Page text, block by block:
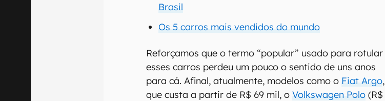
Brasil
Os 5 carros mais vendidos do mundo
Reforçamos que o termo “popular” usado para rotular
esses carros perdeu um pouco o sentido de uns anos
para cá. Afinal, atualmente, modelos como o Fiat Argo,
que custa a partir de R$ 69 mil, oVolkswagen Polo (R$